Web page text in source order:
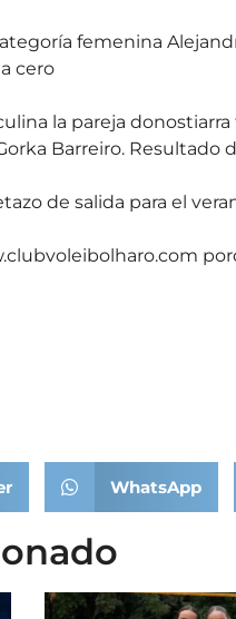
femenina
cero
la pareja
Barreiro. Resultado
de salida para el
WhatsApp